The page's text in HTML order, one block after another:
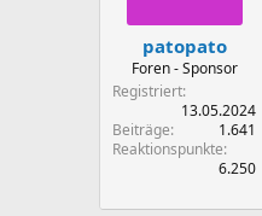
patopato
Foren - Sponsor
Registriert
13.05.2024
Beiträge
1.641
Reaktionspunkte
6.250